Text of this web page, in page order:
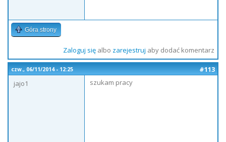
Góra strony
Zaloguj sięalbo zarejestruj aby dodać komentarz
czw., 06/11/2014 - 12:25
#113
jajo1
szukam pracy